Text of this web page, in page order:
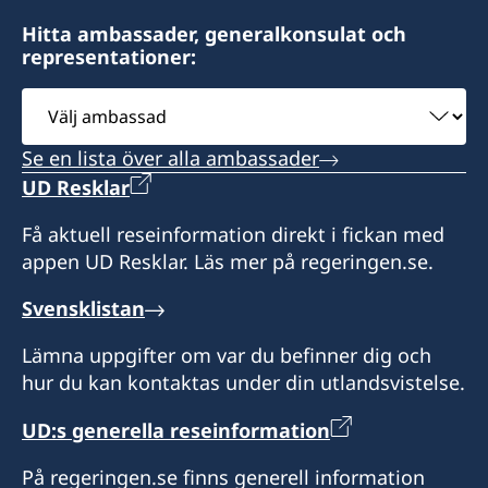
Hitta ambassader, generalkonsulat och
representationer:
Välj
ambassad
Se en lista över alla ambassader
UD Resklar
Få aktuell reseinformation direkt i fickan med
appen UD Resklar. Läs mer på regeringen.se.
Svensklistan
Lämna uppgifter om var du befinner dig och
hur du kan kontaktas under din utlandsvistelse.
UD:s generella reseinformation
På regeringen.se finns generell information